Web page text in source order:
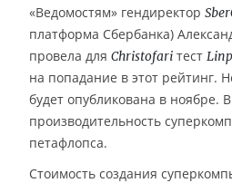
«Ведомостям» гендиректор
платформа Сбербанка)
провела для Christofari тест
на попадание в этот рейтинг.
будет опубликована в ноябре. В
производительность
петафлопса.
Стоимость создания